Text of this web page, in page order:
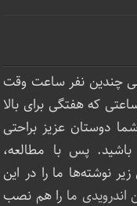
چندین نفر ساعت‌ وقت
که هفتگی برای بالا
دوستان عزیز براحتی
پس با مطالعه،
نوشته‌‌ها ما را در این
اندرویدی ما را هم نصب